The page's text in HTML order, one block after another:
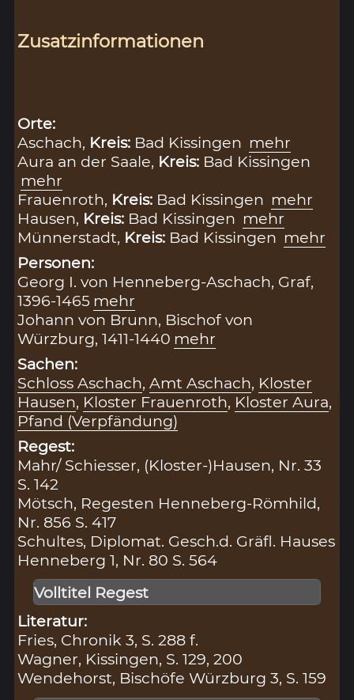
Zusatzinformationen
Orte:
Aschach, Kreis: Bad Kissingen mehr
Aura an der Saale, Kreis: Bad Kissingen
mehr
Frauenroth, Kreis: Bad Kissingen mehr
Hausen, Kreis: Bad Kissingen mehr
Münnerstadt, Kreis: Bad Kissingen mehr
Personen:
Georg I. von Henneberg-Aschach, Graf,
1396-1465 mehr
Johann von Brunn, Bischof von
Würzburg, 1411-1440 mehr
Sachen:
Schloss Aschach,Amt Aschach, Kloster
Hausen, Kloster Frauenroth, Kloster Aura,
Pfand (Verpfändung)
Regest:
Mahr/ Schiesser, (Kloster-)Hausen, Nr. 33
S. 142
Mötsch, Regesten Henneberg-Römhild,
Nr. 856 S. 417
Schultes, Diplomat. Gesch.d. Gräfl. Hauses
Henneberg 1, Nr. 80 S. 564
Volltitel Regest
Literatur:
Fries, Chronik 3, S. 288 f.
Wagner, Kissingen, S. 129, 200
Wendehorst, Bischöfe Würzburg 3, S. 159